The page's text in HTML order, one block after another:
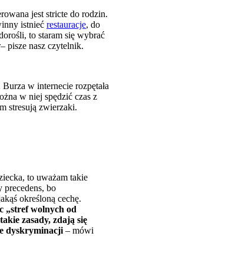
jest stricte do rodzin.
istnieć restauracje, do
to staram się wybrać
pisze nasz czytelnik.
w internecie rozpętała
w niej spędzić czas z
stresują zwierzaki.
to uważam takie
bo
określoną cechę.
„stref wolnych od
zasady, zdają się
dyskryminacji – mówi